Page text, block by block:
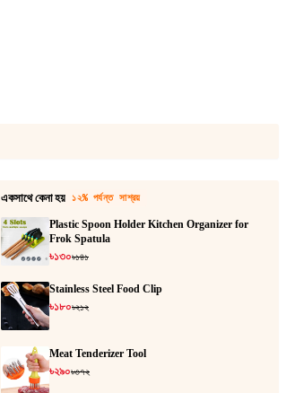
একসাথে কেনা হয় ১২% পর্যন্ত সাশ্রয়
Plastic Spoon Holder Kitchen Organizer for
Frok Spatula
৳১৩০৳১৪১
Stainless Steel Food Clip
৳১৮০৳২১২
Meat Tenderizer Tool
৳২৯০৳৩৭২